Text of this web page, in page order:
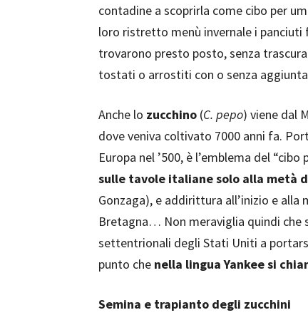
contadine a scoprirla come cibo per
loro ristretto menù invernale i
trovarono presto posto, senza
tostati o arrostiti con o senza
Anche lo zucchino (C. pepo) viene dal
dove veniva coltivato 7000 anni fa.
Europa nel ’500, è l’emblema del
sulle tavole italiane solo alla metà
Gonzaga), e addirittura all’inizio e alla
Bretagna… Non meraviglia quindi che
settentrionali degli Stati Uniti a
punto che nella lingua Yankee si
Semina e trapianto degli zucchini